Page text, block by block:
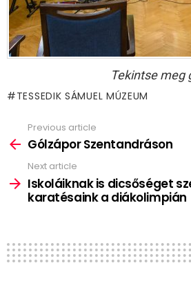
Tekintse meg
TESSEDIK SÁMUEL MÚZEUM
more
Previous article
Gólzápor Szentandráson
Next article
Iskoláiknak is dicsőséget
karatésaink a diákolimpián